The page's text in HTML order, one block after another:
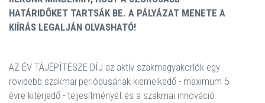
HATÁRIDŐKET TARTSÁK BE. A PÁLYÁZAT MENETE A
KIÍRÁS LEGALJÁN OLVASHATÓ!
AZ ÉV TÁJÉPÍTÉSZE DÍJ az aktív szakmagyakorlók egy
rövidebb szakmai periódusának kiemelkedő - maximum 5
évre kiterjedő - teljesítményét és a szakmai innováció